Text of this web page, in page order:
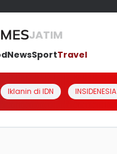
JATIM
NewsSportTravel
Iklanin di IDN INSIDENESIA